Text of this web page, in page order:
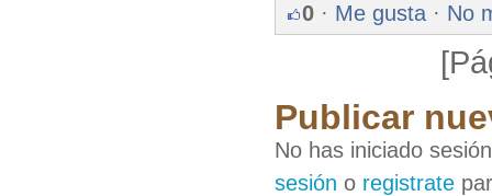
0 · Me gusta · No
Publicar
No has iniciado
sesión o registrate